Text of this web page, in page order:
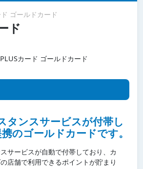
ゴールドカード
ド
タンスサービスが付帯し
のゴールドカードです。
サービスが自動で付帯しており、カ
店舗で利用できるポイントが貯まり